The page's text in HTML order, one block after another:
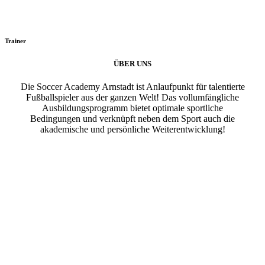
Trainer
ÜBER UNS
Die Soccer Academy Arnstadt ist Anlaufpunkt für talentierte
Fußballspieler aus der ganzen Welt! Das vollumfängliche
Ausbildungsprogramm bietet optimale sportliche
Bedingungen und verknüpft neben dem Sport auch die
akademische und persönliche Weiterentwicklung!